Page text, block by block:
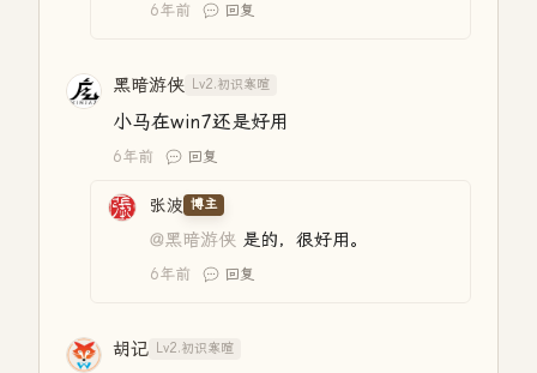
6年前 回复
黑暗游侠 Lv2.初识寒暄
小马在win7还是好用
6年前 回复
张波 博主
@黑暗游侠 是的，很好用。
6年前 回复
胡记 Lv2.初识寒暄